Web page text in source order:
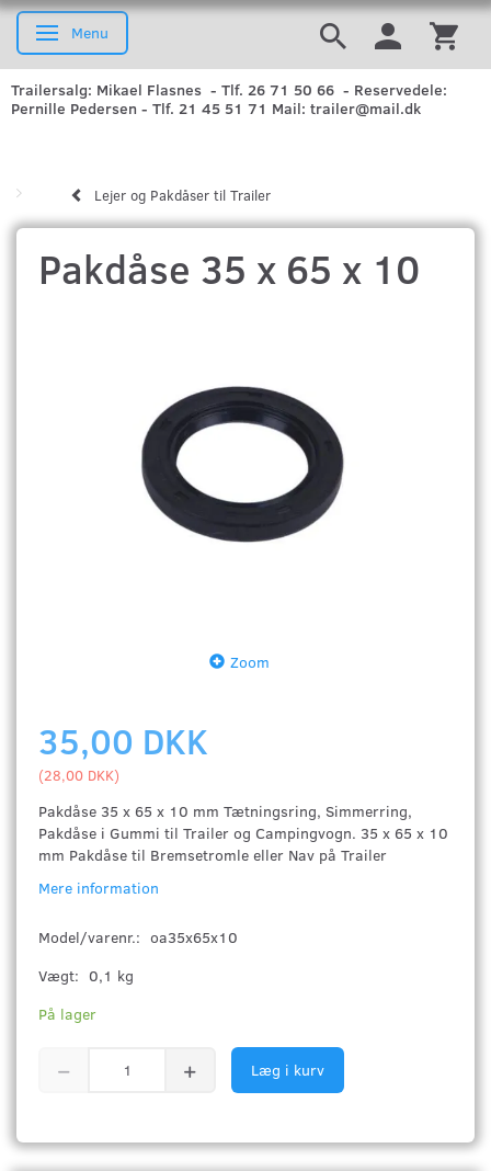
Skifte navigation
Menu
Trailersalg: Mikael Flasnes - Tlf. 26 71 50 66 - Reservedele:
Pernille Pedersen - Tlf. 21 45 51 71 Mail: trailer@mail.dk
Lejer og Pakdåser til Trailer
Pakdåse 35 x 65 x 10
Zoom
35,00 DKK
(28,00 DKK)
Pakdåse 35 x 65 x 10 mm Tætningsring, Simmerring,
Pakdåse i Gummi til Trailer og Campingvogn. 35 x 65 x 10
mm Pakdåse til Bremsetromle eller Nav på Trailer
Mere information
Model/varenr.: oa35x65x10
Vægt: 0,1 kg
På lager
Læg i kurv